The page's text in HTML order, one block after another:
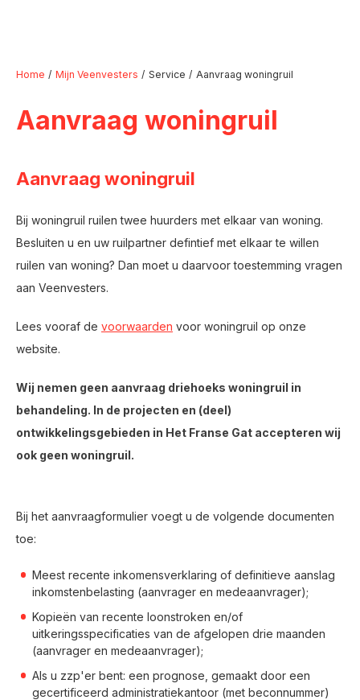
Naar hoofdinhoud
Naar hoofdnavigatiemenu
Naar zoeken
Home Mijn Veenvesters Service Aanvraag woningruil
Aanvraag woningruil
Aanvraag woningruil
Bij woningruil ruilen twee huurders met elkaar van woning.
Besluiten u en uw ruilpartner defintief met elkaar te willen
ruilen van woning? Dan moet u daarvoor toestemming vragen
aan Veenvesters.
Lees vooraf de voorwaarden voor woningruil op onze
website.
Wij nemen geen aanvraag driehoeks woningruil in
behandeling. In de projecten en (deel)
ontwikkelingsgebieden in Het Franse Gat accepteren wij
ook geen woningruil.
Bij het aanvraagformulier voegt u de volgende documenten
toe:
Meest recente inkomensverklaring of definitieve aanslag
inkomstenbelasting (aanvrager en medeaanvrager);
Kopieën van recente loonstroken en/of
uitkeringsspecificaties van de afgelopen drie maanden
(aanvrager en medeaanvrager);
Als u zzp'er bent: een prognose, gemaakt door een
gecertificeerd administratiekantoor (met beconnummer)